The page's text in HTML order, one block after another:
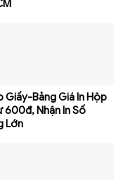
Giấy-Bảng Giá In Hộp
600đ, Nhận In Số
Lớn